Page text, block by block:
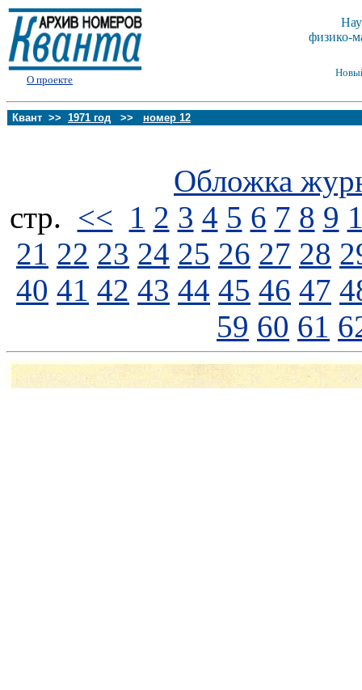
О проекте
физико-
Квант >> 1971 год >> номер 12
Обложка
стp. << 1 2 3 4 5 6 7 8 9
21 22 23 24 25 26 27 28
40 41 42 43 44 45 46 47
59 60 61